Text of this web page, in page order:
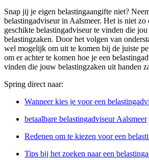
Snap jij je eigen belastingaangifte niet?
belastingadviseur in Aalsmeer. Het is niet zo
geschikte belastingadviseur te vinden die
belastingzaken. Door het volgen van
wel mogelijk om uit te komen bij de juiste
om er achter te komen hoe je een
vinden die jouw belastingzaken uit handen
Spring direct naar:
Wanneer kies je voor een
betaalbare belastingadviseur Aalsmeer
Redenen om te kiezen voor een
Tips bij het zoeken naar een